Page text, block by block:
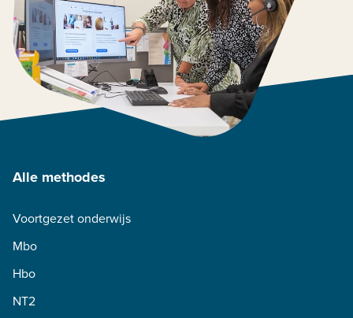
Alle methodes
Voortgezet onderwijs
Mbo
Hbo
NT2